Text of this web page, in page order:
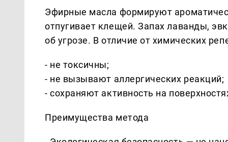
Эфирные масла формируют
отпугивает клещей. Запах лаванды,
об угрозе. В отличие от химических
- не токсичны;
- не вызывают аллергических реакций;
- сохраняют активность на
Преимущества метода